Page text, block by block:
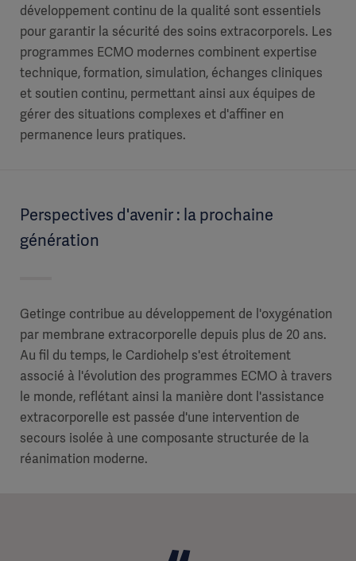
développement continu de la qualité sont essentiels
pour garantir la sécurité des soins extracorporels. Les
programmes ECMO modernes combinent expertise
technique, formation, simulation, échanges cliniques
et soutien continu, permettant ainsi aux équipes de
gérer des situations complexes et d'affiner en
permanence leurs pratiques.
Perspectives d'avenir : la prochaine
génération
Getinge contribue au développement de l'oxygénation
par membrane extracorporelle depuis plus de 20 ans.
Au fil du temps, le Cardiohelp s'est étroitement
associé à l'évolution des programmes ECMO à travers
le monde, reflétant ainsi la manière dont l'assistance
extracorporelle est passée d'une intervention de
secours isolée à une composante structurée de la
réanimation moderne.